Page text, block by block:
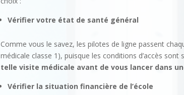
Vérifier votre état de santé général
Comme vous le savez, les pilotes de ligne passent
médicale classe 1), puisque les conditions d’accès sont
telle visite médicale avant de vous lancer dans
Vérifier la situation financière de l’école